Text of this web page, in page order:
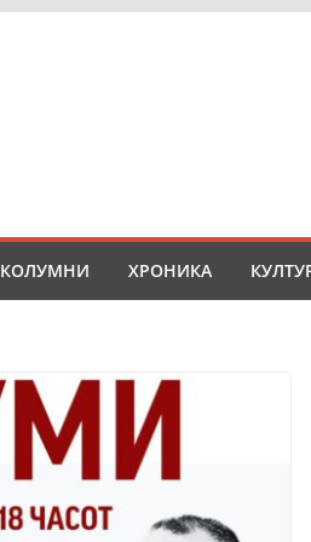
КОЛУМНИ ХРОНИКА